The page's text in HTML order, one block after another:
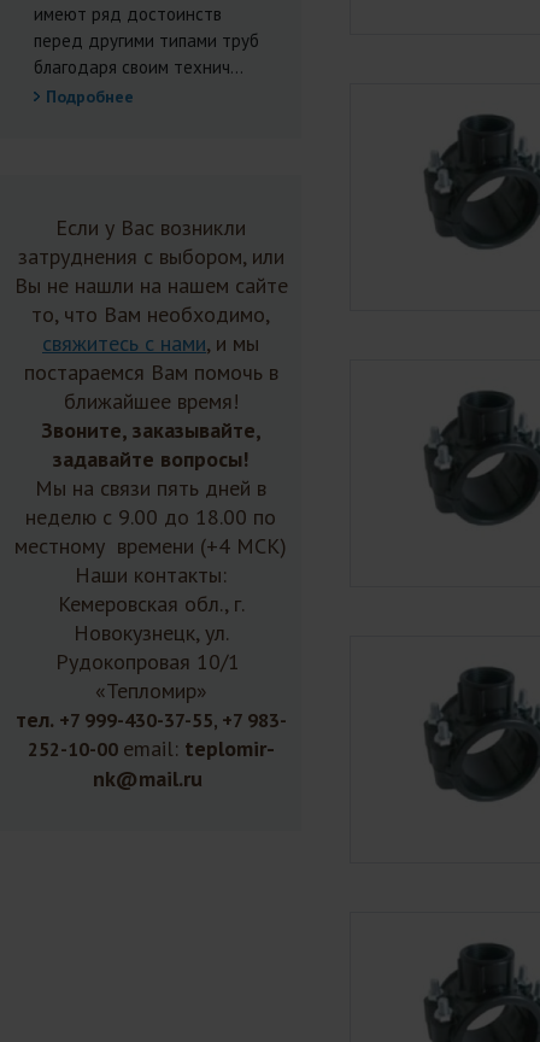
имеют ряд достоинств
перед другими типами труб
благодаря своим технич...
Подробнее
Если у Вас возникли
затруднения с выбором, или
Вы не нашли на нашем сайте
то, что Вам необходимо,
свяжитесь с нами, и мы
постараемся Вам помочь в
ближайшее время!
Звоните, заказывайте,
задавайте вопросы!
Мы на связи пять дней в
неделю с 9.00 до 18.00 по
местному времени (+4 МСК)
Наши контакты:
Кемеровская обл., г.
Новокузнецк, ул.
Рудокопровая 10/1
«Тепломир»
тел. +7 999-430-37-55, +7 983-
252-10-00 email: teplomir-
nk@mail.ru